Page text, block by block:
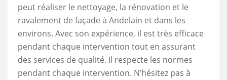
peut réaliser le nettoyage, la rénovation et le
ravalement de façade à Andelain et dans les
environs. Avec son expérience, il est très efficace
pendant chaque intervention tout en assurant
des services de qualité. Il respecte les normes
pendant chaque intervention. N’hésitez pas à